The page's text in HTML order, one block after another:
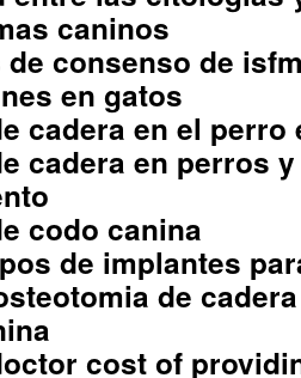
caninos
consenso de
en gatos
cadera en el perro
cadera en perros
codo canina
de implantes
de cadera
cost of